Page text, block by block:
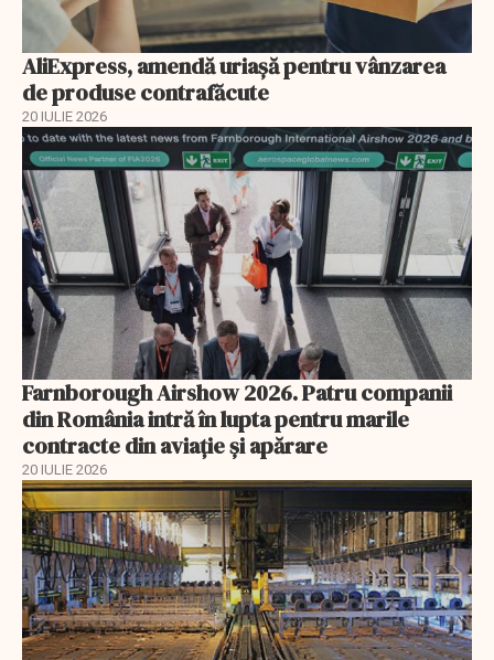
AliExpress, amendă uriaşă pentru vânzarea
de produse contrafăcute
20 IULIE 2026
Farnborough Airshow 2026. Patru companii
din România intră în lupta pentru marile
contracte din aviație și apărare
20 IULIE 2026